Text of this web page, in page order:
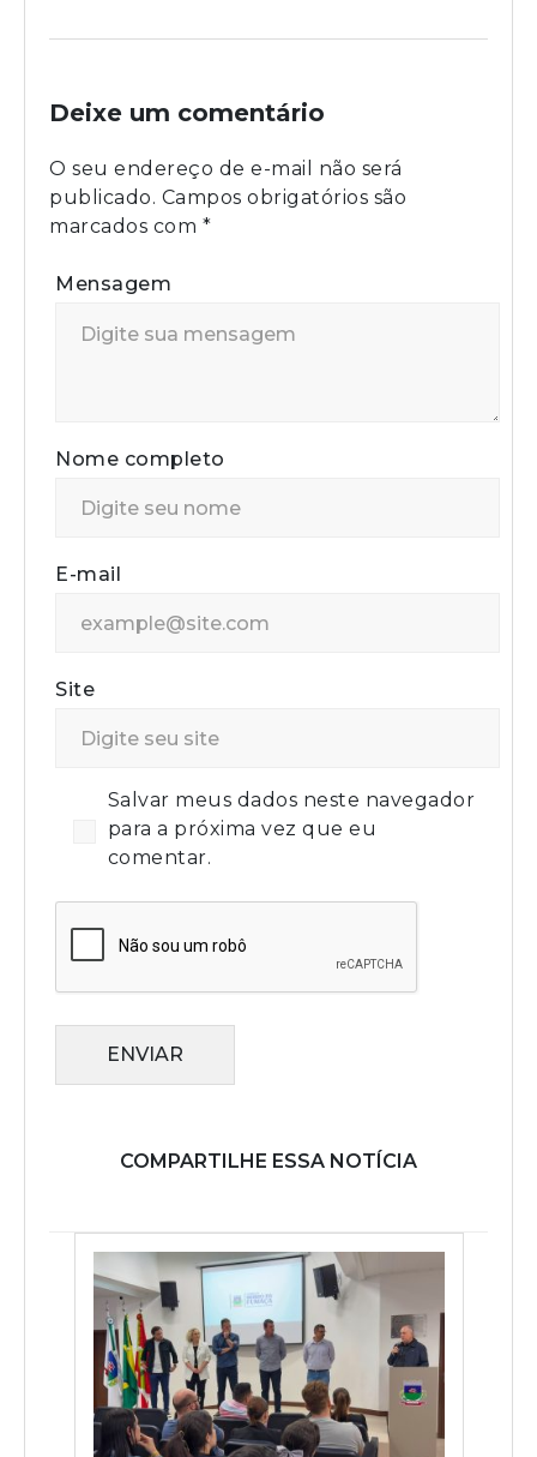
Deixe um comentário
O seu endereço de e-mail não será
publicado. Campos obrigatórios são
marcados com *
Mensagem
Nome completo
E-mail
Site
Salvar meus dados neste navegador
para a próxima vez que eu
comentar.
ENVIAR
COMPARTILHE ESSA NOTÍCIA